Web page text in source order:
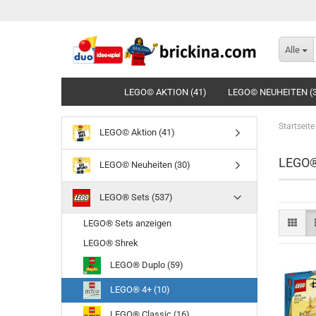
Alle
LEGO© AKTION (41) LEGO© NEUHEITEN
Startseite
LEGO© Aktion (41)
LEGO© Neuheiten (30)
LEGO® Sets (537)
LEGO® Sets anzeigen
LEGO® Shrek
LEGO® Duplo (59)
LEGO® 4+ (10)